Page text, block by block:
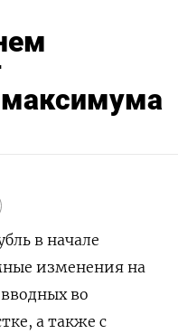
максимума
в начале
изменения на
во
а также с